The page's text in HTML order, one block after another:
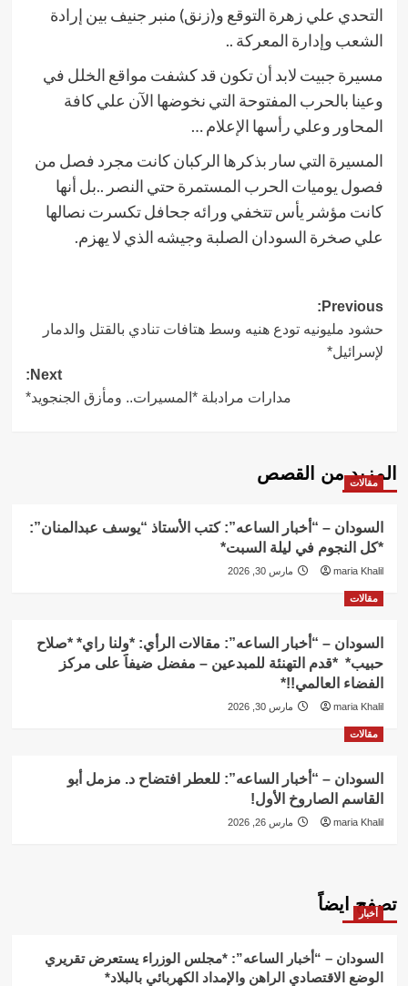
التحدي علي زهرة التوقع و(زنق) منبر جنيف بين إرادة
الشعب وإدارة المعركة ..
مسيرة جبيت لابد أن تكون قد كشفت مواقع الخلل في
وعينا بالحرب المفتوحة التي نخوضها الآن علي كافة
المحاور وعلي رأسها الإعلام …
المسيرة التي سار بذكرها الركبان كانت مجرد فصل من
فصول يوميات الحرب المستمرة حتي النصر ..بل أنها
كانت مؤشر يأس تتخفي ورائه جحافل تكسرت نصالها
علي صخرة السودان الصلبة وجيشه الذي لا يهزم.
Post
navigation
Previous:
حشود مليونيه تودع هنيه وسط هتافات تنادي بالقتل والدمار
لإسرائيل*
Next:
مدارات مرادبلة *المسيرات.. ومأزق الجنجويد*
المزيد من القصص
مقالات
السودان – “أخبار الساعه”: كتب الأستاذ “يوسف عبدالمنان”:
*كل النجوم في ليلة السبت*
maria Khalil مارس 30, 2026
مقالات
السودان – “أخبار الساعه”: مقالات الرأي: *ولنا راي* *صلاح
حبيب* *قدم التهنئة للمبدعين – مفضل ضيفاََ على مركز
الفضاء العالمي!!*
maria Khalil مارس 30, 2026
مقالات
السودان – “أخبار الساعه”: للعطر افتضاح د. مزمل أبو
القاسم الصاروخ الأول!
maria Khalil مارس 26, 2026
تصفح ايضاً
أخبار
السودان – “أخبار الساعه”: *مجلس الوزراء يستعرض تقريري
الوضع الاقتصادي الراهن والإمداد الكهربائي بالبلاد*